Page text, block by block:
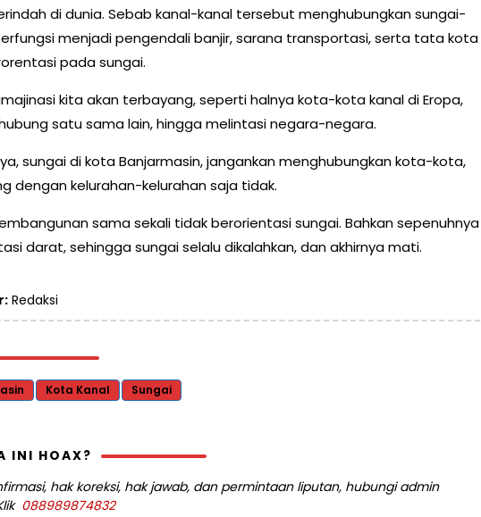
di dunia. Sebab kanal-kanal tersebut menghubungkan sungai-
menjadi pengendali banjir, sarana transportasi, serta tata kota
pada sungai.
kita akan terbayang, seperti halnya kota-kota kanal di Eropa,
satu sama lain, hingga melintasi negara-negara.
sungai di kota Banjarmasin, jangankan menghubungkan kota-kota,
dengan kelurahan-kelurahan saja tidak.
sama sekali tidak berorientasi sungai. Bahkan sepenuhnya
darat, sehingga sungai selalu dikalahkan, dan akhirnya mati.
Redaksi
Kota Kanal Sungai
INI HOAX?
hak koreksi, hak jawab, dan permintaan liputan, hubungi admin
088989874832